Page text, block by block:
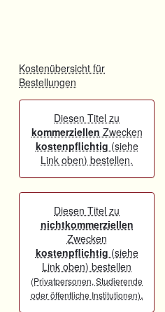
Kostenübersicht für
Bestellungen
Diesen Titel zu
kommerziellen Zwecken
kostenpflichtig (siehe
Link oben) bestellen.
Diesen Titel zu
nichtkommerziellen
Zwecken
kostenpflichtig (siehe
Link oben) bestellen
(Privatpersonen, Studierende
oder öffentliche Institutionen).